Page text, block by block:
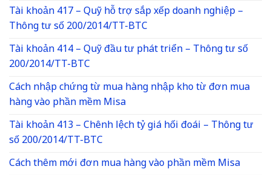
Tài khoản 417 – Quỹ hỗ trợ sắp xếp doanh nghiệp –
Thông tư số 200/2014/TT-BTC
Tài khoản 414 – Quỹ đầu tư phát triển – Thông tư số
200/2014/TT-BTC
Cách nhập chứng từ mua hàng nhập kho từ đơn mua
hàng vào phần mềm Misa
Tài khoản 413 – Chênh lệch tỷ giá hối đoái – Thông tư
số 200/2014/TT-BTC
Cách thêm mới đơn mua hàng vào phần mềm Misa